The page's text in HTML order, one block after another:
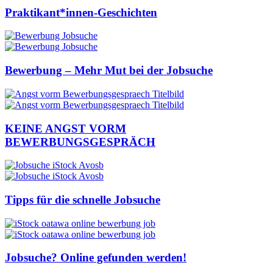
Praktikant*innen-Geschichten
Bewerbung – Mehr Mut bei der Jobsuche
KEINE ANGST VORM
BEWERBUNGSGESPRÄCH
Tipps für die schnelle Jobsuche
Jobsuche? Online gefunden werden!